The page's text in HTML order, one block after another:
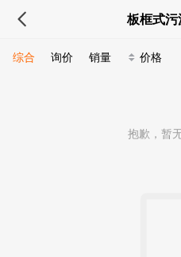
板框式
综合 询价 销量 价格
抱歉，暂